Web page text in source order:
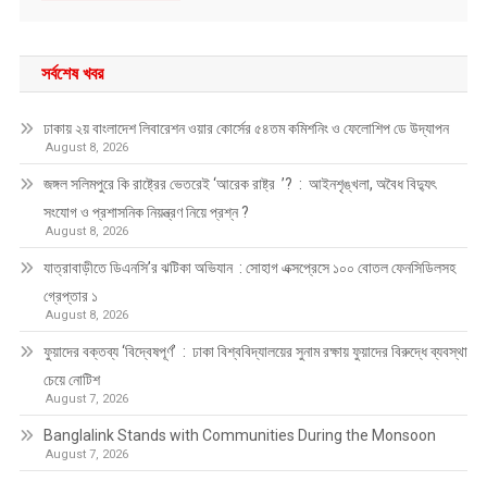
সর্বশেষ খবর
ঢাকায় ২য় বাংলাদেশ লিবারেশন ওয়ার কোর্সের ৫৪তম কমিশনিং ও ফেলোশিপ ডে উদ্‌যাপন
August 8, 2026
জঙ্গল সলিমপুরে কি রাষ্ট্রের ভেতরেই ‘আরেক রাষ্ট্র ’? : আইনশৃঙ্খলা, অবৈধ বিদ্যুৎ
সংযোগ ও প্রশাসনিক নিয়ন্ত্রণ নিয়ে প্রশ্ন ?
August 8, 2026
যাত্রাবাড়ীতে ডিএনসি’র ঝটিকা অভিযান : সোহাগ এক্সপ্রেসে ১০০ বোতল ফেনসিডিলসহ
গ্রেপ্তার ১
August 8, 2026
ফুয়াদের বক্তব্য ‘বিদ্বেষপূর্ণ’ : ঢাকা বিশ্ববিদ্যালয়ের সুনাম রক্ষায় ফুয়াদের বিরুদ্ধে ব্যবস্থা
চেয়ে নোটিশ
August 7, 2026
Banglalink Stands with Communities During the Monsoon
August 7, 2026